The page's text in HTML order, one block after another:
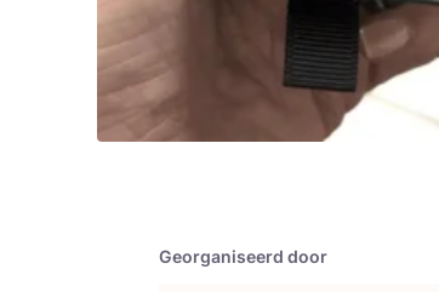
Georganiseerd door